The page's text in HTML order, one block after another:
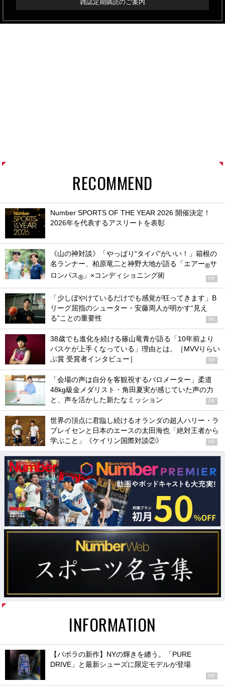
雑誌定期購読のご案内
RECOMMEND
Number SPORTS OF THE YEAR 2026 開催決定！
2026年を代表するアスリートを表彰
《山の神対談》「やっぱり“タイパ”がいい！」箱根の
名ランナー、柏原竜二と神野大地が語る「エアー®サ
ロンパス® 」×コンディショニング術 PR
「少しぼやけているだけでも感覚が狂ってきます」B
リーグ屈指のシューター・安藤周人が明かす“見え
る”ことの重要性
PR
38歳でも進化を続ける篠山竜青が語る「10年前より
バスケが上手くなっている」理由とは。［MVVりらい
ぶ賞 受賞者インタビュー］
PR
「会場の声は自分を客観視するバロメーター」柔道
48kg級金メダリスト・角田夏実が感じていた声の力
と、声を活かした新たなミッション
PR
世界の頂点に君臨し続けるオランダの超人ハリー・ラ
ブレイセンと日本のエースの太田海也「絶対王者から
学ぶこと」《ケイリン国際対談②》
PR
INFORMATION
【バボラの新作】NYの輝きを纏う。「PURE
DRIVE」と最新シューズに限定モデルが登場
PR